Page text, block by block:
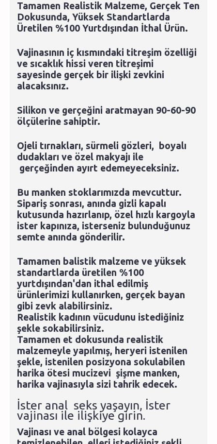
Tamamen Realistik Malzeme, Gerçek Ten
Dokusunda, Yüksek Standartlarda
Üretilen %100 Yurtdışından İthal Ürün.
Vajinasının iç kısmındaki titreşim özelliği
ve sıcaklık hissi veren titreşimi
sayesinde gerçek bir ilişki zevkini
alacaksınız.
Silikon ve gerçeğini aratmayan 90-60-90
ölçülerine sahiptir.
Ojeli tırnakları, sürmeli gözleri, boyalı
dudakları ve özel makyajı ile
gerçeğinden ayırt edemeyeceksiniz.
Bu manken stoklarımızda mevcuttur.
Sipariş sonrası, anında gizli kapalı
kutusunda hazırlanıp, özel hızlı kargoyla
ister kapınıza, isterseniz bulunduğunuz
semte anında gönderilir.
Tamamen balistik malzeme ve yüksek
standartlarda üretilen %100
yurtdışından'dan ithal edilmiş
ürünlerimizi kullanırken, gerçek bayan
gibi zevk alabilirsiniz.
Realistik kadının vücudunu istediğiniz
şekle sokabilirsiniz.
Tamamen et dokusunda realistik
malzemeyle yapılmış, heryeri istenilen
şekle, istenilen posizyona sokulabilen
harika ötesi mucizevi şişme manken,
harika vajinasıyla sizi tahrik edecek.
İster anal seks yaşayın, İster
vajinası ile ilişkiye girin.
Vajinası ve anal bölgesi kolayca